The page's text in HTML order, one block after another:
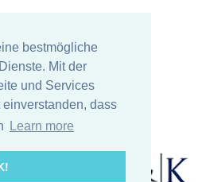
bestmögliche
Mit der
und Services
dass
Learn more